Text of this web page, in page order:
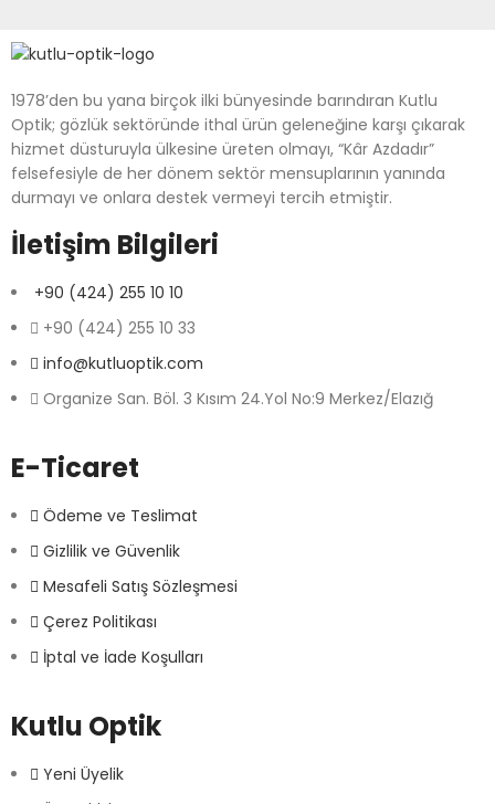
1978’den bu yana birçok ilki bünyesinde barındıran Kutlu
Optik; gözlük sektöründe ithal ürün geleneğine karşı çıkarak
hizmet düsturuyla ülkesine üreten olmayı, “Kâr Azdadır”
felsefesiyle de her dönem sektör mensuplarının yanında
durmayı ve onlara destek vermeyi tercih etmiştir.
İletişim Bilgileri
+90 (424) 255 10 10
+90 (424) 255 10 33
info@kutluoptik.com
Organize San. Böl. 3 Kısım 24.Yol No:9 Merkez/Elazığ
E-Ticaret
Ödeme ve Teslimat
Gizlilik ve Güvenlik
Mesafeli Satış Sözleşmesi
Çerez Politikası
İptal ve İade Koşulları
Kutlu Optik
Yeni Üyelik